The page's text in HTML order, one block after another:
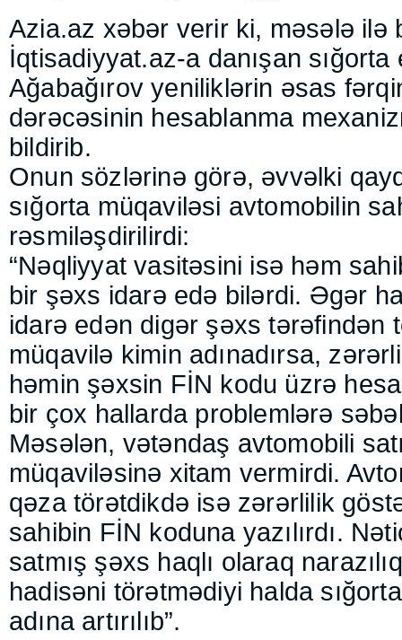
Azia.az xəbər verir ki, məsələ ilə
İqtisadiyyat.az-a danışan
Ağabağırov yeniliklərin əsas
dərəcəsinin hesablanma
bildirib.
Onun sözlərinə görə, əvvəlki
sığorta müqaviləsi avtomobilin
rəsmiləşdirilirdi:
“Nəqliyyat vasitəsini isə həm
bir şəxs idarə edə bilərdi. Əgər
idarə edən digər şəxs tərəfindən
müqavilə kimin adınadırsa,
həmin şəxsin FİN kodu üzrə
bir çox hallarda problemlərə
Məsələn, vətəndaş avtomobili
müqaviləsinə xitam vermirdi.
qəza törətdikdə isə zərərlilik
sahibin FİN koduna yazılırdı.
satmış şəxs haqlı olaraq
hadisəni törətmədiyi halda
adına artırılıb”.